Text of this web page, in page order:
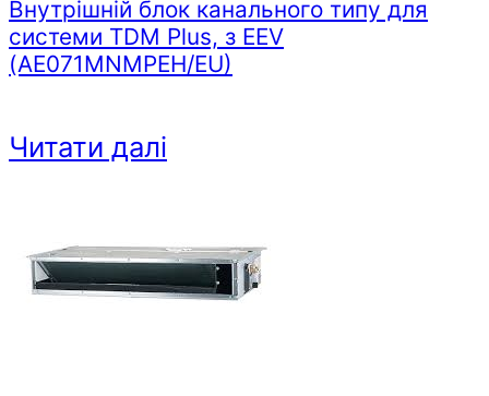
Внутрішній блок канального типу для
системи TDM Plus, з EEV
(AE071MNMPEH/EU)
Читати далі